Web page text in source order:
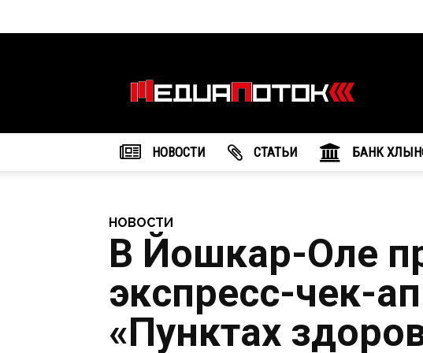
агентство
"МедиаПоток"
НОВОСТИ CТАТЬИ БАНК
НОВОСТИ
В Йошкар-Оле
экспресс-чек-
«Пунктах